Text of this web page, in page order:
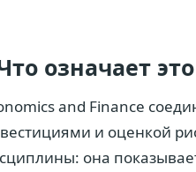
означает
and Finance
и оценкой
она